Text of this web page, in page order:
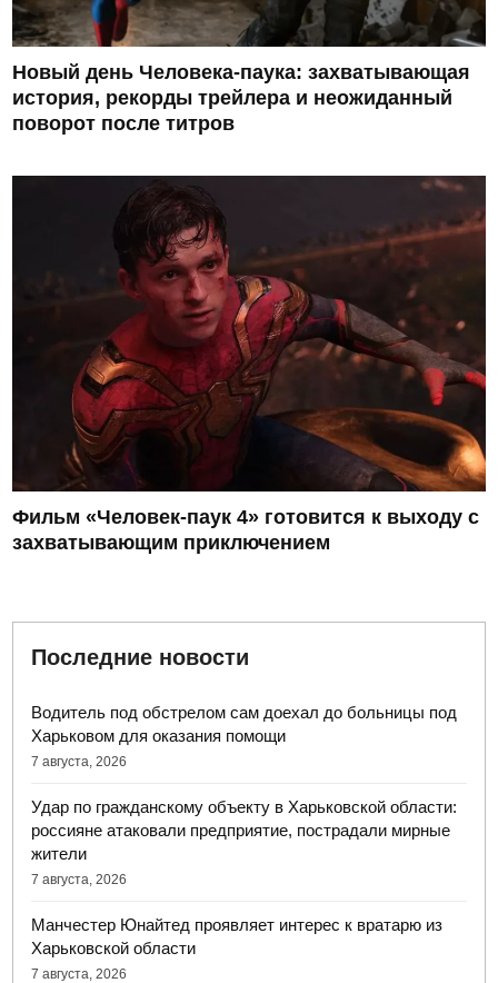
Новый день Человека-паука: захватывающая
история, рекорды трейлера и неожиданный
поворот после титров
Фильм «Человек-паук 4» готовится к выходу с
захватывающим приключением
Последние новости
Водитель под обстрелом сам доехал до больницы под
Харьковом для оказания помощи
7 августа, 2026
Удар по гражданскому объекту в Харьковской области:
россияне атаковали предприятие, пострадали мирные
жители
7 августа, 2026
Манчестер Юнайтед проявляет интерес к вратарю из
Харьковской области
7 августа, 2026